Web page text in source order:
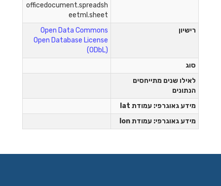
officedocument.spreadsh
eetml.sheet
רישיון
Open Data Commons
Open Database License
(ODbL)
סוג
לאילו שנים מתייחסים
הנתונים
מידע גאוגרפי: עמודת lat
מידע גאוגרפי: עמודת lon